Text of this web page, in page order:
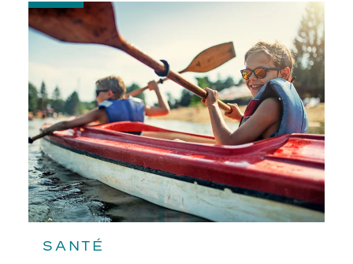
SANTÉ
-
Pourquoi
choisir
verres
polarisants
?